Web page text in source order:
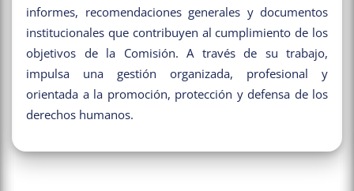
informes, recomendaciones generales y documentos
institucionales que contribuyen al cumplimiento de los
objetivos de la Comisión. A través de su trabajo,
impulsa una gestión organizada, profesional y
orientada a la promoción, protección y defensa de los
derechos humanos.